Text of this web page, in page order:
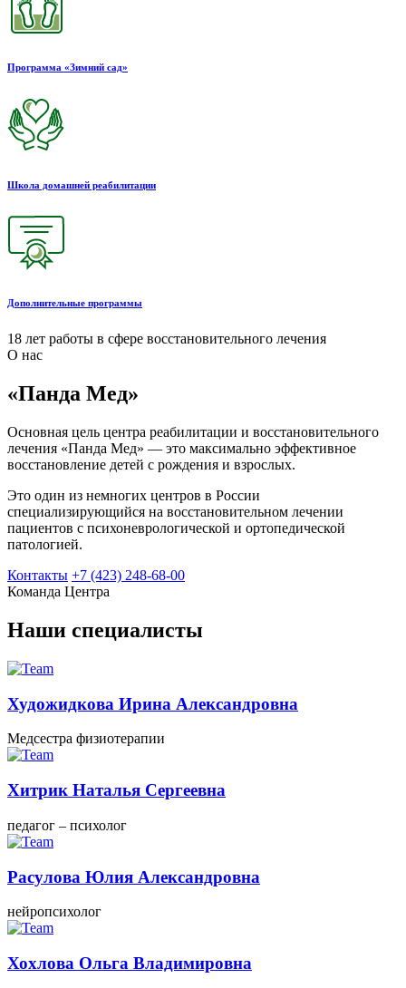
Программа «Зимний сад»
Школа домашней реабилитации
Дополнительные программы
18 лет работы в сфере восстановительного лечения
О нас
«Панда Мед»
Основная цель центра реабилитации и восстановительного
лечения «Панда Мед» — это максимально эффективное
восстановление детей с рождения и взрослых.
Это один из немногих центров в России
специализирующийся на восстановительном лечении
пациентов с психоневрологической и ортопедической
патологией.
Контакты +7 (423) 248-68-00
Команда Центра
Наши специалисты
Художидкова Ирина Александровна
Медсестра физиотерапии
Хитрик Наталья Сергеевна
педагог – психолог
Расулова Юлия Александровна
нейропсихолог
Хохлова Ольга Владимировна